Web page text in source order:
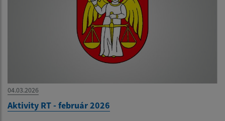
04.03.2026
Aktivity RT - február 2026